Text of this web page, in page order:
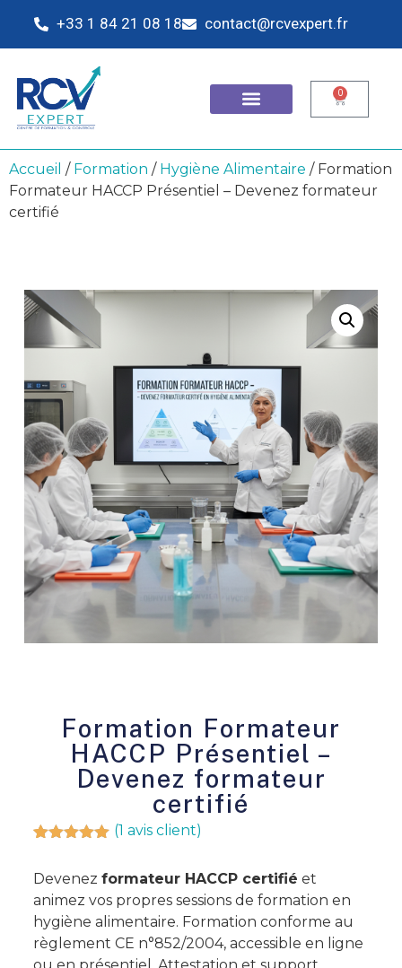
+33 1 84 21 08 18 contact@rcvexpert.fr
0
Accueil / Formation / Hygiène Alimentaire / Formation
Formateur HACCP Présentiel – Devenez formateur
certifié
Formation Formateur
HACCP Présentiel –
Devenez formateur
certifié
basé sur
notation
client
(1 avis client)
Devenez formateur HACCP certifié et
animez vos propres sessions de formation en
hygiène alimentaire. Formation conforme au
règlement CE n°852/2004, accessible en ligne